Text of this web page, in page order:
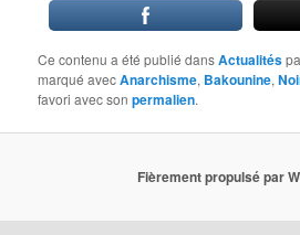
Ce contenu a été publié dansActualités
marqué avecAnarchisme, Bakounine,
favori avec sonpermalien.
Fièrement propulsé par